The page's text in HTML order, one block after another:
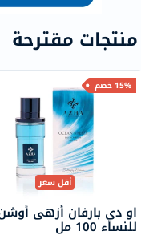
منتجات مقترحة
15% خصم
أقل سعر
او دي بارفان أزهى
للنساء 100 مل